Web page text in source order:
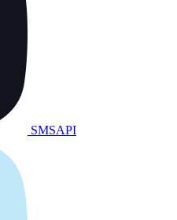
SMSAPI